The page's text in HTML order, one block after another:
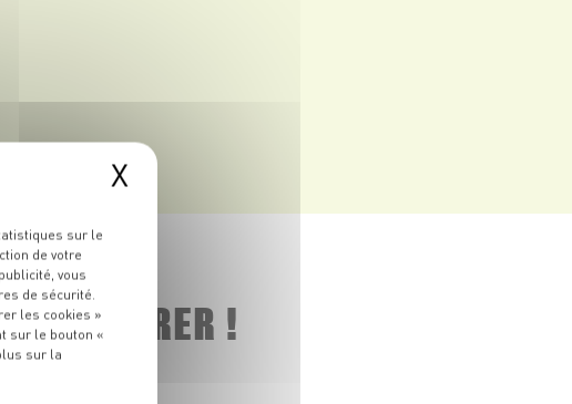
ADORER !
X
sur le
de votre
vous
de sécurité.
les cookies »
sur le bouton «
sur la